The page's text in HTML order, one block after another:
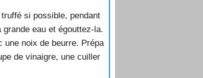
si possible, pendant
eau et égouttez-la.
une noix de beurre. Prépa
de vinaigre, une cuiller